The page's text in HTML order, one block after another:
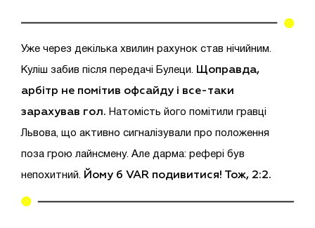
Уже через декілька хвилин рахунок став нічийним.
Куліш забив після передачі Булеци.
Щоправда,
арбітр не помітив офсайду і все-таки
зарахував гол. Натомість його помітили гравці
Львова, що активно сигналізували про положення
поза грою лайнсмену. Але дарма: рефері був
непохитний. Йому б VAR подивитися! Тож, 2:2.